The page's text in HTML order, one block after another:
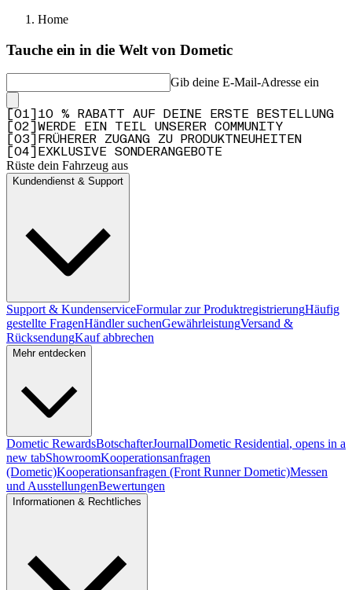
Home
Tauche ein in die Welt von Dometic
Gib deine E-Mail-Adresse ein
01
10 % RABATT AUF DEINE ERSTE BESTELLUNG
02
WERDE EIN TEIL UNSERER COMMUNITY
03
FRÜHERER ZUGANG ZU PRODUKTNEUHEITEN
04 EXKLUSIVE SONDERANGEBOTE
Rüste dein Fahrzeug aus
Kundendienst & Support
Support & KundenserviceFormular zur ProduktregistrierungHäufig
gestellte FragenHändler suchenGewährleistungVersand &
RücksendungKauf abbrechen
Mehr entdecken
Dometic RewardsBotschafterJournalDometic Residential, opens in a
new tabShowroomKooperationsanfragen
(Dometic)Kooperationsanfragen (Front Runner Dometic)Messen
und AusstellungenBewertungen
Informationen & Rechtliches